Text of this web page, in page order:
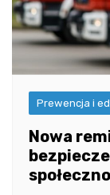
Prewencja i
Nowa